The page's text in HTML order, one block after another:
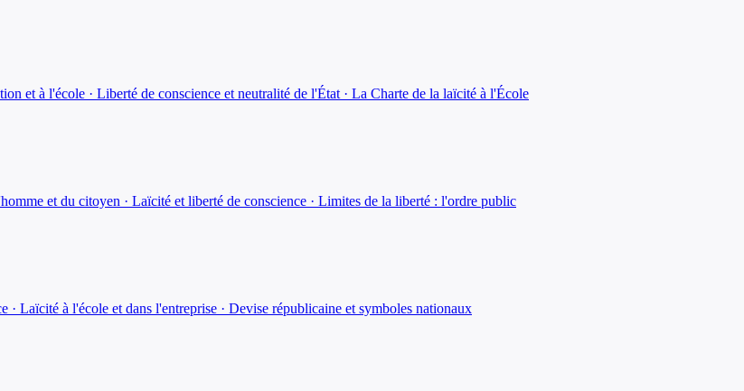
et à l'école · Liberté de conscience et neutralité de l'État · La Charte de la laïcité à l'École
et du citoyen · Laïcité et liberté de conscience · Limites de la liberté : l'ordre public
Laïcité à l'école et dans l'entreprise · Devise républicaine et symboles nationaux